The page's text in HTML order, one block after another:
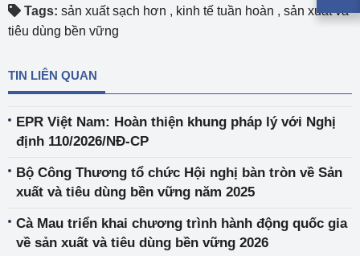
Tags: sản xuất sạch hơn , kinh tế tuần hoàn , sản xuất và
tiêu dùng bền vững
TIN LIÊN QUAN
EPR Việt Nam: Hoàn thiện khung pháp lý với Nghị
định 110/2026/NĐ-CP
Bộ Công Thương tổ chức Hội nghị bàn tròn về Sản
xuất và tiêu dùng bền vững năm 2025
Cà Mau triển khai chương trình hành động quốc gia
về sản xuất và tiêu dùng bền vững 2026